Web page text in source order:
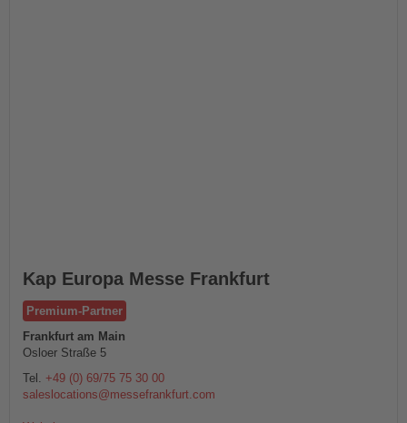
Kap Europa Messe Frankfurt
Premium-Partner
Frankfurt am Main
Osloer Straße 5
Tel. +49 (0) 69/75 75 30 00
saleslocations@messefrankfurt.com